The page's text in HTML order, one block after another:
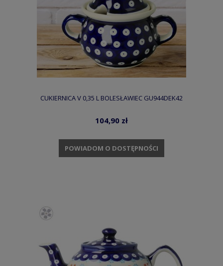
CUKIERNICA V 0,35 L BOLESŁAWIEC GU944DEK42
104,90 zł
POWIADOM O DOSTĘPNOŚCI